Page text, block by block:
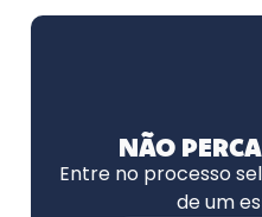
NÃO
Entre no processo
de um